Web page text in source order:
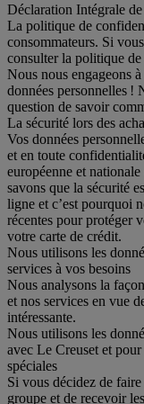
Déclaration Intégrale
La politique de
consommateurs. Si
consulter la politique
Nous nous engageons
données personnelles !
question de savoir
La sécurité lors des
Vos données
et en toute
européenne et
savons que la sécurité
ligne et c’est pourquoi
récentes pour protéger
votre carte de crédit.
Nous utilisons les
services à vos besoins
Nous analysons la
et nos services en vue
intéressante.
Nous utilisons les
avec Le Creuset et
spéciales
Si vous décidez de
groupe et de recevoir